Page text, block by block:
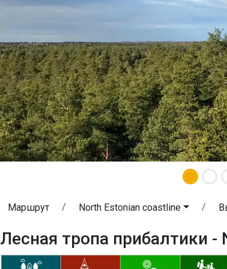
Маршрут North Estonian coastline
Лесная тропа прибалтики